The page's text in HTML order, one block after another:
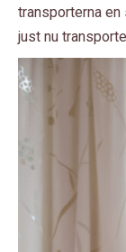
transporterna
just nu